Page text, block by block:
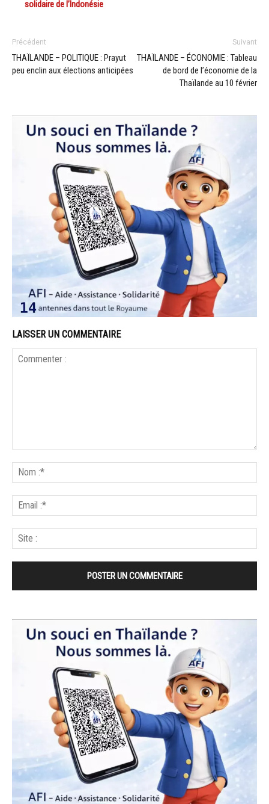
solidaire de l’Indonésie
Précédent
THAÏLANDE – POLITIQUE : Prayut
peu enclin aux élections anticipées
Suivant
THAÏLANDE – ÉCONOMIE : Tableau
de bord de l’économie de la
Thaïlande au 10 février
LAISSER UN COMMENTAIRE